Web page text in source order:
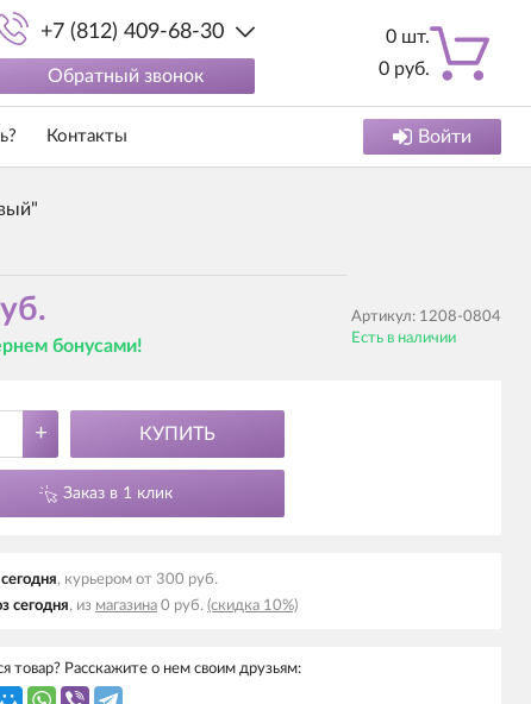
+7 (812) 409-68-30
Обратный звонок
0 шт.
0 руб.
Контакты Войти
бонусами!
Артикул: 1208-0804
Есть в наличии
+ КУПИТЬ
Заказ в 1 клик
, курьером от 300 руб.
cегодня, из магазина 0 руб. (скидка 10%)
товар? Расскажите о нем своим друзьям: